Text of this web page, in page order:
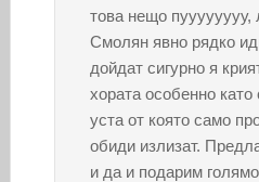
това нещо пуууууууу,
Смолян явно рядко
дойдат сигурно я
хората особенно
уста от която само
обиди излизат.
и да и подарим